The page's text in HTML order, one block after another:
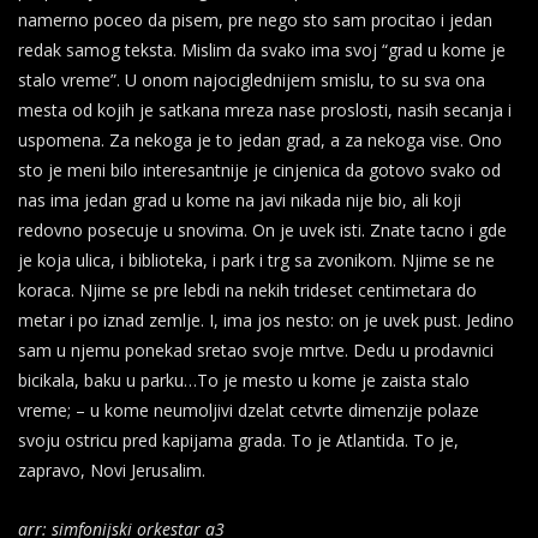
namerno poceo da pisem, pre nego sto sam procitao i jedan
redak samog teksta. Mislim da svako ima svoj “grad u kome je
stalo vreme”. U onom najociglednijem smislu, to su sva ona
mesta od kojih je satkana mreza nase proslosti, nasih secanja i
uspomena. Za nekoga je to jedan grad, a za nekoga vise. Ono
sto je meni bilo interesantnije je cinjenica da gotovo svako od
nas ima jedan grad u kome na javi nikada nije bio, ali koji
redovno posecuje u snovima. On je uvek isti. Znate tacno i gde
je koja ulica, i biblioteka, i park i trg sa zvonikom. Njime se ne
koraca. Njime se pre lebdi na nekih trideset centimetara do
metar i po iznad zemlje. I, ima jos nesto: on je uvek pust. Jedino
sam u njemu ponekad sretao svoje mrtve. Dedu u prodavnici
bicikala, baku u parku…To je mesto u kome je zaista stalo
vreme; – u kome neumoljivi dzelat cetvrte dimenzije polaze
svoju ostricu pred kapijama grada. To je Atlantida. To je,
zapravo, Novi Jerusalim.
arr: simfonijski orkestar a3